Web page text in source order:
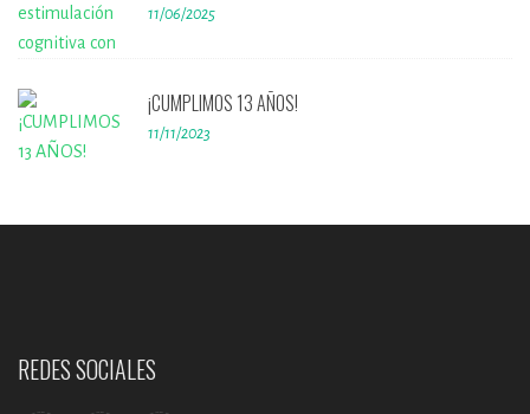
11/06/2025
¡CUMPLIMOS 13 AÑOS!
11/11/2023
REDES SOCIALES